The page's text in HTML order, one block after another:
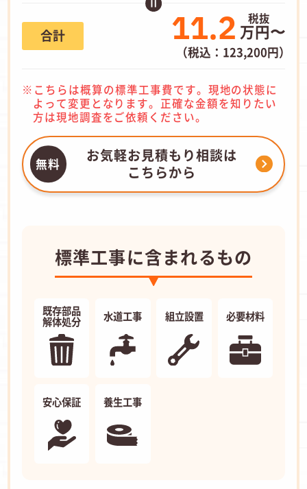
合計 11.2 万円〜
（税込：123,200円）
こちらは概算の標準工事費です。現地の状態に
よって変更となります。正確な金額を知りたい
方は現地調査をご依頼ください。
お気軽お見積もり相談は
こちらから
標準工事に含まれるもの
既存部品
解体処分 水道工事 組立設置 必要材料
安心保証 養生工事